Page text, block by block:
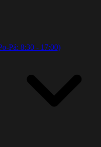
Pá: 8:30 - 17:00)